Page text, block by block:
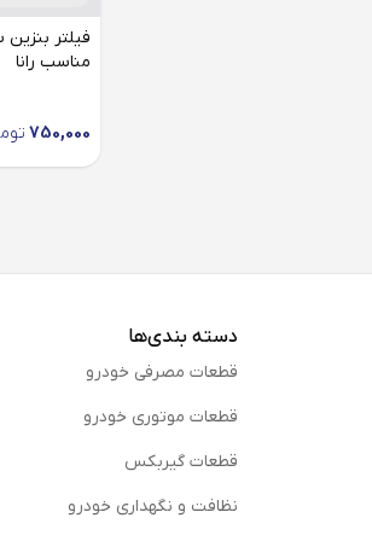
مناسب رانا
750,000
دسته بندی‌ها
قطعات مصرفی خودرو
قطعات موتوری خودرو
قطعات گیربکس
نظافت و نگهداری خودرو